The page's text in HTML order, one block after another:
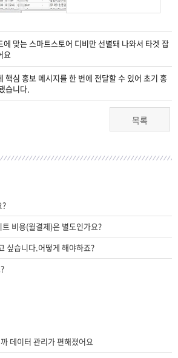
에 맞는 스마트스토어 디비만 선별돼 나와서 타겟 잡
요
핵심 홍보 메시지를 한 번에 전달할 수 있어 초기 홍
습니다.
목록
?
비용(월결제)은 별도인가요?
싶습니다.어떻게 해야하죠?
데이터 관리가 편해졌어요